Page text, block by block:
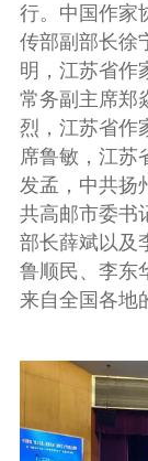
行。中国作家
传部副部长徐
明，江苏省作
常务副主席郑
烈，江苏省作
席鲁敏，江苏
发孟，中共扬
共高邮市委书
部长薛斌以及
鲁顺民、李东
来自全国各地